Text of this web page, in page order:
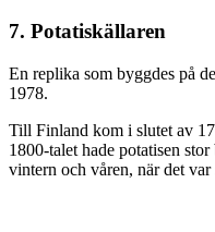
7. Potatiskällaren
En replika som byggdes på
1978.
Till Finland kom i slutet av
1800-talet hade potatisen
vintern och våren, när det